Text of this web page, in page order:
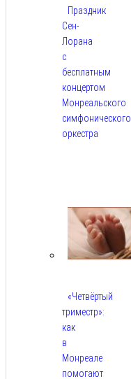
Праздник
Сен-
Лорана
с
бесплатным
концертом
Монреальского
симфонического
оркестра
«Четвёртый
триместр»:
как
в
Монреале
помогают